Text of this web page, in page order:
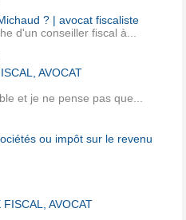
? | avocat fiscaliste
d'un conseiller fiscal à...
AVOCAT
et je ne pense pas que...
ou impôt sur le revenu
AVOCAT